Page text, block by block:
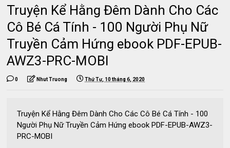
Truyện Kể Hằng Đêm Dành Cho Các
Cô Bé Cá Tính - 100 Người Phụ Nữ
Truyền Cảm Hứng ebook PDF-EPUB-
AWZ3-PRC-MOBI
0 Nhut Truong Thứ Tư, 10 tháng 6, 2020
Truyện Kể Hằng Đêm Dành Cho Các Cô Bé Cá Tính - 100
Người Phụ Nữ Truyền Cảm Hứng ebook PDF-EPUB-AWZ3-
PRC-MOBI